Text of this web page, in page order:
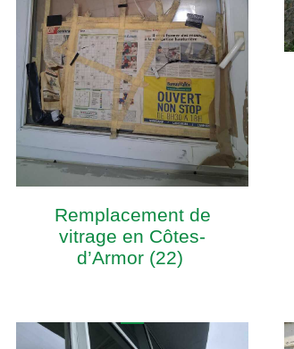
Remplacement de
vitrage en Côtes-
d’Armor (22)